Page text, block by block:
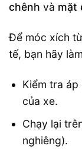
chênh và mặt
Để móc xích
tế, bạn hãy
Kiểm tra
của xe.
Chạy lại
nghiêng).